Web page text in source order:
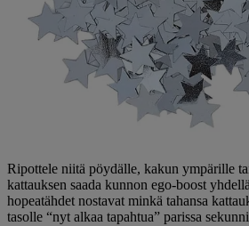
Ripottele niitä pöydälle, kakun ympärille
kattauksen saada kunnon ego-boost
hopeatähdet nostavat minkä tahansa
tasolle “nyt alkaa tapahtua” parissa